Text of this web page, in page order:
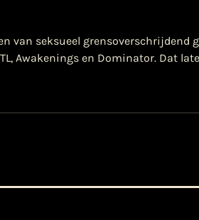
van seksueel grensoverschrijdend
Awakenings en Dominator. Dat